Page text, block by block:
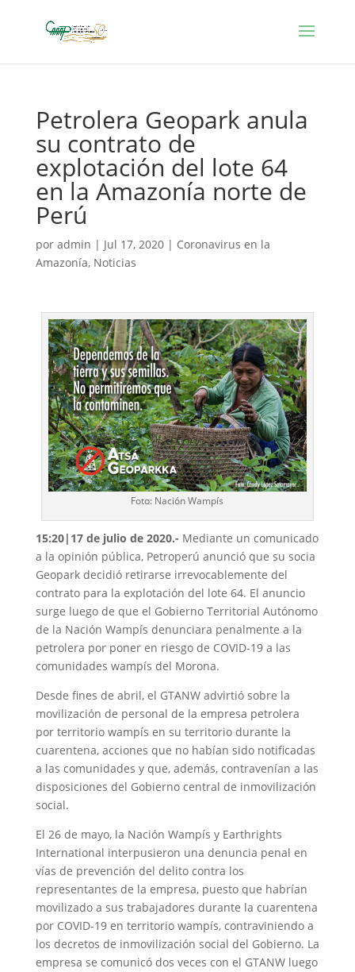
Petrolera Geopark anula
su contrato de
explotación del lote 64
en la Amazonía norte de
Perú
por admin | Jul 17, 2020| Coronavirus en la
Amazonía, Noticias
Foto: Nación Wampís
15:20|17 de julio de 2020.- Mediante un comunicado
a la opinión pública, Petroperú anunció que su socia
Geopark decidió retirarse irrevocablemente del
contrato para la explotación del lote 64. El anuncio
surge luego de que el Gobierno Territorial Autónomo
de la Nación Wampís denunciara penalmente a la
petrolera por poner en riesgo de COVID-19 a las
comunidades wampís del Morona.
Desde fines de abril, el GTANW advirtió sobre la
movilización de personal de la empresa petrolera
por territorio wampís en su territorio durante la
cuarentena, acciones que no habían sido notificadas
a las comunidades y que, además, contravenían a las
disposiciones del Gobierno central de inmovilización
social.
El 26 de mayo, la Nación Wampís y Earthrights
International interpusieron una denuncia penal en
vías de prevención del delito contra los
representantes de la empresa, puesto que habrían
movilizado a sus trabajadores durante la cuarentena
por COVID-19 en territorio wampís, contraviniendo a
los decretos de inmovilización social del Gobierno. La
empresa se comunicó dos veces con el GTANW luego